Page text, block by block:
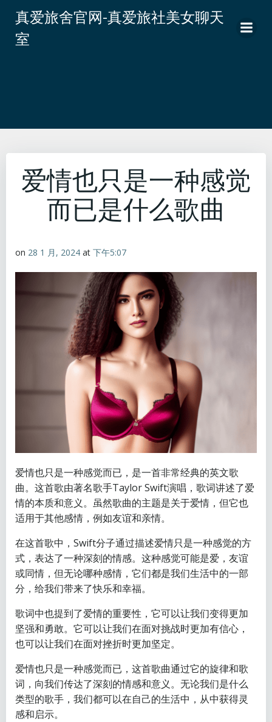
转
真爱旅舍官网-真爱旅社美女聊天
室
爱情也只是一种感觉
而已是什么歌曲
on 28 1 月, 2024 at 下午5:07
爱情也只是一种感觉而已，是一首非常经典的英文歌
曲。这首歌由著名歌手Taylor Swift演唱，歌词讲述了爱
情的本质和意义。虽然歌曲的主题是关于爱情，但它也
适用于其他感情，例如友谊和亲情。
在这首歌中，Swift分子通过描述爱情只是一种感觉的方
式，表达了一种深刻的情感。这种感觉可能是爱，友谊
或同情，但无论哪种感情，它们都是我们生活中的一部
分，给我们带来了快乐和幸福。
歌词中也提到了爱情的重要性，它可以让我们变得更加
坚强和勇敢。它可以让我们在面对挑战时更加有信心，
也可以让我们在面对挫折时更加坚定。
爱情也只是一种感觉而已，这首歌曲通过它的旋律和歌
词，向我们传达了深刻的情感和意义。无论我们是什么
类型的歌手，我们都可以在自己的生活中，从中获得灵
感和启示。